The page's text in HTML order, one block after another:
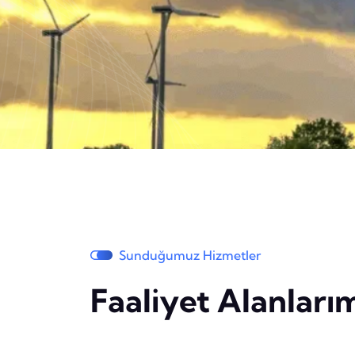
Sunduğumuz Hizmetler
Faaliyet